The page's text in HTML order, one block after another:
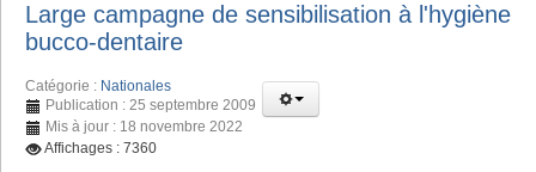
Large campagne de sensibilisation à l'hygiène
bucco-dentaire
Catégorie : Nationales
Publication : 25 septembre 2009
Mis à jour : 18 novembre 2022
Affichages : 7360